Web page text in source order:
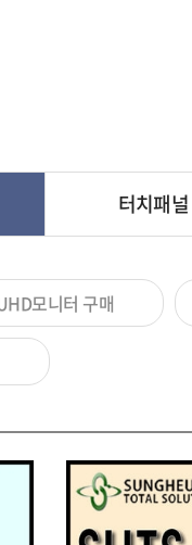
터치패널
모니터 구매